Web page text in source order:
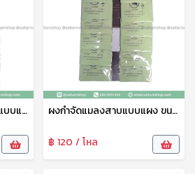
น้ำตาลมหัศจรรย์กำจัดมดแบบแผง ขนาด 20กรัม SP ผงกำจัดแมลงสาบแบบแผง ขนาด 20กรัม SP
฿ 120 / โหล